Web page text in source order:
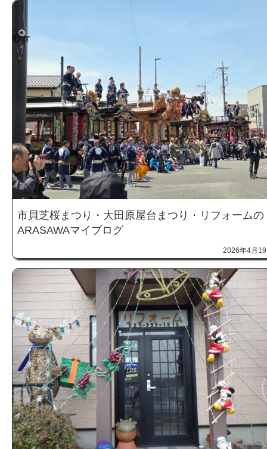
市貝芝桜まつり・大田原屋台まつり・リフォームの
ARASAWAマイブログ
2026年4月